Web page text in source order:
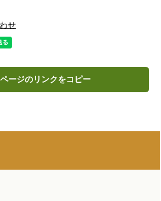
せ
ージのリンクをコピー